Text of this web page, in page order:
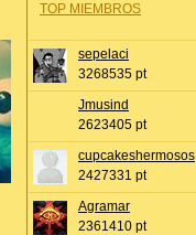
TOP MIEMBROS
sepelaci
3268535 pt
Jmusind
2623405 pt
cupcakeshermosos
2427331 pt
Agramar
2361410 pt